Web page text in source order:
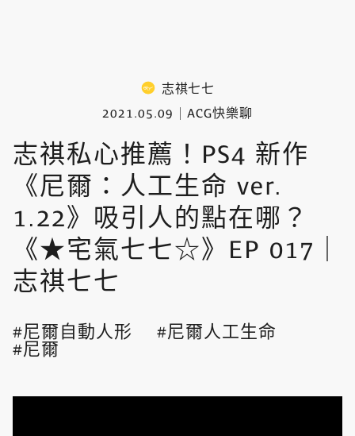
志祺七七
2021.05.09
ACG快樂聊
志祺私心推薦！PS4 新作
《尼爾：人工生命 ver.
1.22》吸引人的點在哪？
《★宅氣七七☆》EP 017｜
志祺七七
尼爾自動人形
尼爾人工生命
尼爾